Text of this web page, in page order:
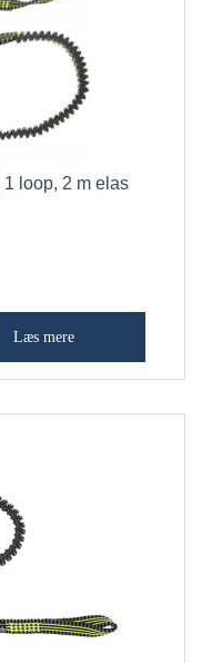
loop, 2 m elas
Læs mere